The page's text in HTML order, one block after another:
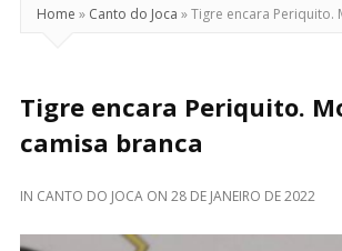
Home » Canto do Joca »Tigre encara Periquito.
Tigre encara Periquito.
camisa branca
IN CANTO DO JOCA ON 28 DE JANEIRO DE 2022